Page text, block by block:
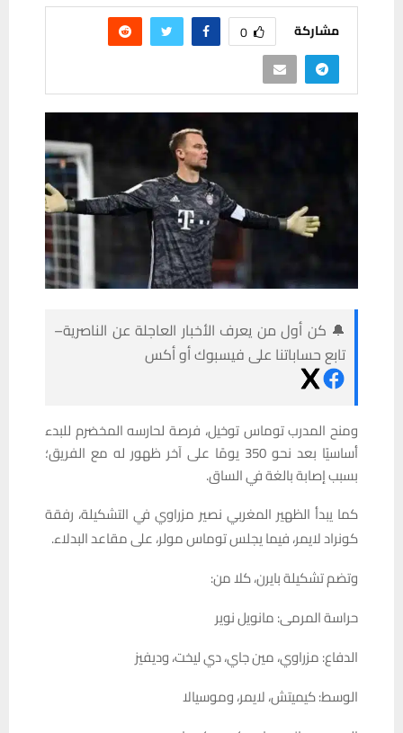
مشاركة 0
🔔 كن أول من يعرف الأخبار العاجلة عن الناصرية–
تابع حساباتنا على فيسبوك أو أكس
ومنح المدرب توماس توخيل، فرصة لحارسه المخضرم للبدء
أساسيًا بعد نحو 350 يومًا على آخر ظهور له مع الفريق؛
بسبب إصابة بالغة في الساق.
كما يبدأ الظهير المغربي نصير مزراوي في التشكيلة، رفقة
كونراد لايمر، فيما يجلس توماس مولر، على مقاعد البدلاء.
وتضم تشكيلة بايرن، كلا من:
حراسة المرمى: مانويل نوير
الدفاع: مزراوي، مين جاي، دي ليخت، وديفيز
الوسط: كيميتش، لايمر، وموسيالا